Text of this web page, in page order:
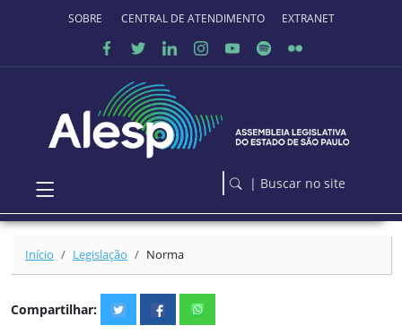
Ir para o conteúdo principal
SOBRE O PORTALCENTRAL DE ATENDIMENTO EXTRANET
| Buscar no site
Início Legislação Norma
Compartilhar: